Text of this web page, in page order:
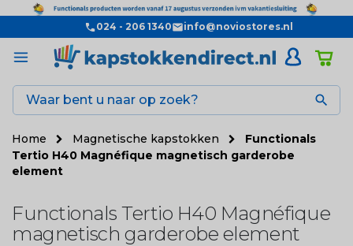
024 - 206 1340 info@noviostores.nl

Home Magnetische kapstokken
Functionals
Tertio H40 Magnéfique magnetisch garderobe
element
Functionals Tertio H40 Magnéfique
magnetisch garderobe element